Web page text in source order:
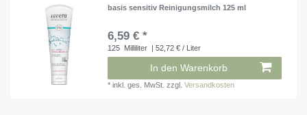
basis sensitiv Reinigungsmilch 125 ml
6,59 € *
125 Milliliter | 52,72 € / Liter
In den Warenkorb
*inkl. ges. MwSt. zzgl.Versandkosten